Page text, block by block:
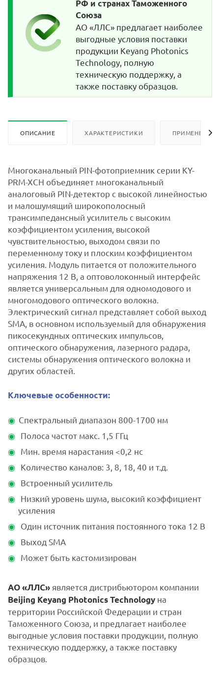
РФ и странах Таможенного
Союза
АО «ЛЛС» предлагает наиболее
выгодные условия поставки
продукции Keyang Photonics
Technology, полную
техническую поддержку, а
также поставку образцов.
ОПИСАНИЕ ХАРАКТЕРИСТИКИ ПРИМЕНЕНИЕ
Многоканальный PIN-фотоприемник серии KY-
PRM-XCH объединяет многоканальный
аналоговый PIN-детектор с высокой линейностью
и малошумящий широкополосный
трансимпедансный усилитель с высоким
коэффициентом усиления, высокой
чувствительностью, выходом связи по
переменному току и плоским коэффициентом
усиления. Модуль питается от положительного
напряжения 12 В, а оптоволоконный интерфейс
является универсальным для одномодового и
многомодового оптического волокна.
Электрический сигнал представляет собой выход
SMA, в основном используемый для обнаружения
пикосекундных оптических импульсов,
оптического обнаружения, лазерного радара,
системы обнаружения оптического волокна и
других областей.
Ключевые особенности:
Спектральный диапазон 800-1700 нм
Полоса частот макс. 1,5 ГГц
Мин. время нарастания <0,2 нс
Количество каналов: 3, 8, 18, 40 и т.д.
Встроенный усилитель
Низкий уровень шума, высокий коэффициент
усиления
Один источник питания постоянного тока 12 В
Выход SMA
Может быть кастомизирован
АО «ЛЛС» является дистрибьютором компании
Beijing Keyang Photonics Technology на
территории Российской Федерации и стран
Таможенного Союза, и предлагает наиболее
выгодные условия поставки продукции, полную
техническую поддержку, а также поставку
образцов.